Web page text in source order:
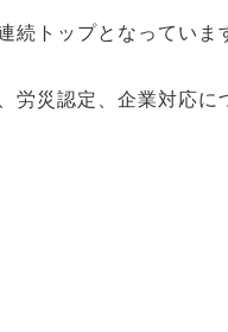
続トップとなっていま
労災認定、企業対応に